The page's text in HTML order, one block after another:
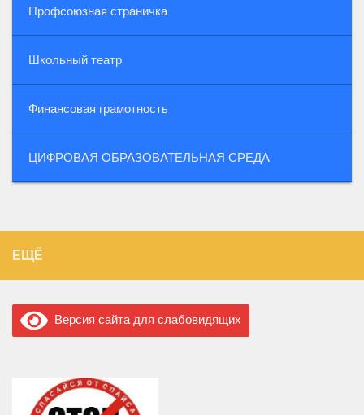
Профсоюзная страничка
Школьный театр
Финансовая грамотность
ЦИФРОВАЯ ОБРАЗОВАТЕЛЬНАЯ СРЕДА
ЕЩЁ
Версия сайта для слабовидящих